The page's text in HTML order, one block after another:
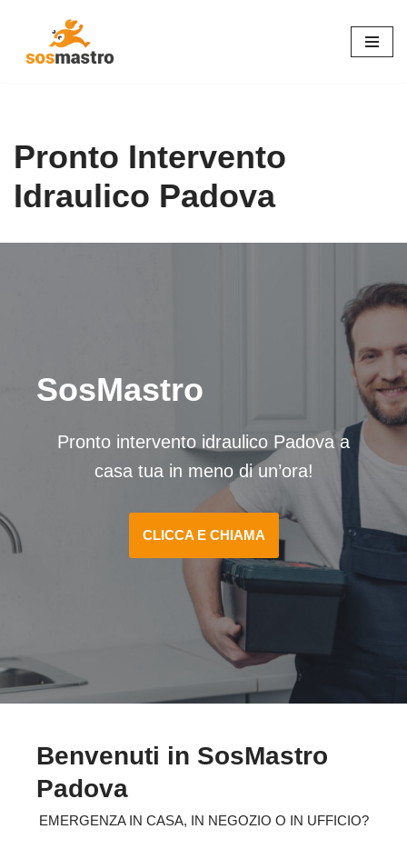
Pronto Intervento
Idraulico Padova
SosMastro
Pronto intervento idraulico Padova a
casa tua in meno di un’ora!
CLICCA E CHIAMA
Benvenuti in SosMastro
Padova
EMERGENZA IN CASA, IN NEGOZIO O IN UFFICIO?